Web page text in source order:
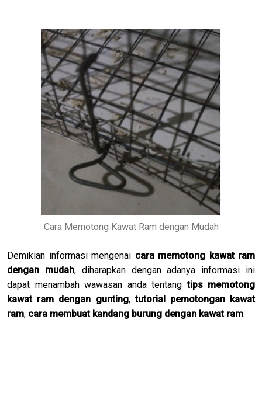
Cara Memotong Kawat Ram dengan Mudah
Demikian informasi mengenai cara memotong kawat ram
dengan mudah, diharapkan dengan adanya informasi ini
dapat menambah wawasan anda tentangtips memotong
kawat ram dengan gunting,tutorial pemotongan kawat
ram, cara membuat kandang burung dengan kawat ram.